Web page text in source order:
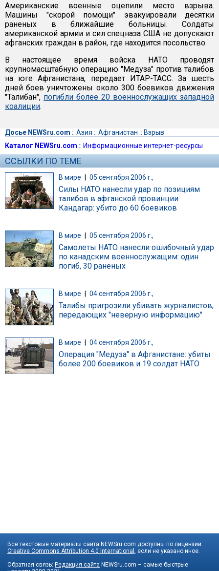
Американские военные оцепили место взрыва.
Машины "скорой помощи" эвакуировали десятки
раненых в ближайшие больницы. Солдаты
американской армии и сил спецназа США не допускают
афганских граждан в район, где находится посольство.
В настоящее время войска НАТО проводят
крупномасштабную операцию "Медуза" против талибов
на юге Афганистана, передает ИТАР-ТАСС. За шесть
дней боев уничтожены около 300 боевиков движения
"Талибан", погибли более 20 военнослужащих западной
коалиции.
Досье NEWSru.com :: Азия :: Афганистан :: Взрыв
Каталог NEWSru.com :: Информационные интернет-ресурсы
ССЫЛКИ ПО ТЕМЕ
В мире | 05 сентября 2006 г.,
Силы НАТО нанесли удар по позициям
талибов в афганской провинции
Кандагар: убито до 60 боевиков
В мире 05 сентября 2006 г.,
Самолеты НАТО нанесли ошибочный удар
по канадским военнослужащим: один
погиб, 30 раненых
В мире 04 сентября 2006 г.,
Талибы пригрозили убивать журналистов,
передающих "неверную информацию"
В мире 04 сентября 2006 г.,
Операция "Медуза" в Афганистане: убиты
более 200 боевиков и 19 солдат НАТО
Все текстовые материалы сайта NEWSru.com доступны по лицензии:
Creative Commons Attribution 4.0 International
, если не указано иное.
Обратная связь: Редакция сайта NEWSru.com – самые быстрые